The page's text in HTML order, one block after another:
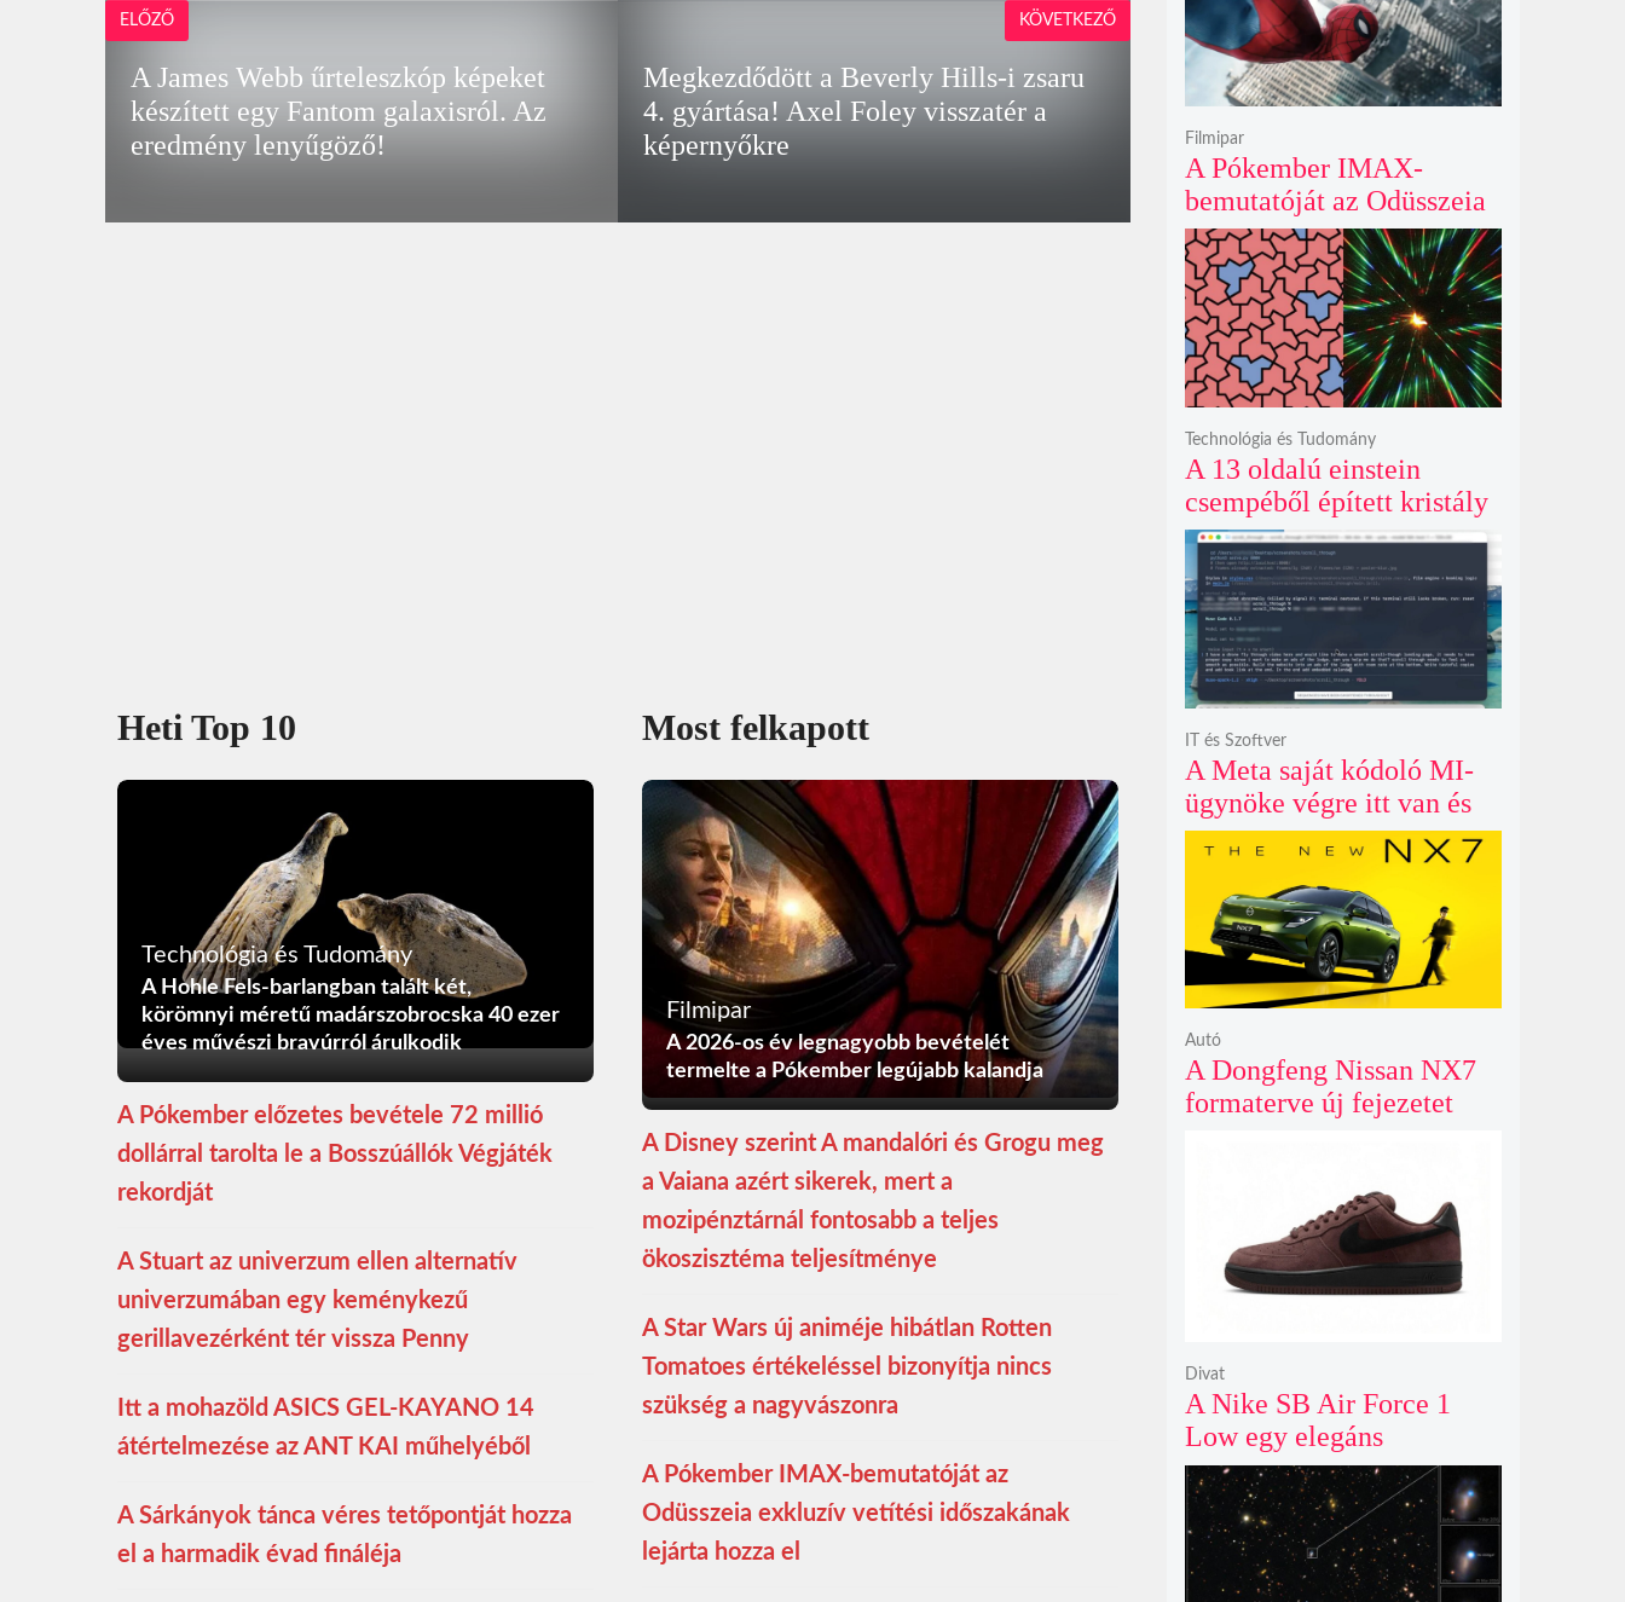
ELŐZŐ
A James Webb űrteleszkóp képeket
készített egy Fantom galaxisról. Az
eredmény lenyűgöző!
Megkezdődött a Beverly Hills-i zsaru
4. gyártása! Axel Foley visszatér a
képernyőkre
KÖVETKEZŐ
Heti Top 10
Technológia és Tudomány
A Hohle Fels-barlangban talált két,
körömnyi méretű madárszobrocska 40 ezer
éves művészi bravúrról árulkodik
A Pókember előzetes bevétele 72 millió
dollárral tarolta le a Bosszúállók Végjáték
rekordját
A Stuart az univerzum ellen alternatív
univerzumában egy keménykezű
gerillavezérként tér vissza Penny
Itt a mohazöld ASICS GEL-KAYANO 14
átértelmezése az ANT KAI műhelyéből
A Sárkányok tánca véres tetőpontját hozza
el a harmadik évad fináléja
Most felkapott
Filmipar
A 2026-os év legnagyobb bevételét
termelte a Pókember legújabb kalandja
A Disney szerint A mandalóri és Grogu meg
a Vaiana azért sikerek, mert a
mozipénztárnál fontosabb a teljes
ökoszisztéma teljesítménye
A Star Wars új animéje hibátlan Rotten
Tomatoes értékeléssel bizonyítja nincs
szükség a nagyvászonra
A Pókember IMAX-bemutatóját az
Odüsszeia exkluzív vetítési időszakának
lejárta hozza el
A Pókember IMAX-
bemutatóját az Odüsszeia
exkluzív vetítési
időszakának lejárta hozza
el
Filmipar
A 13 oldalú einstein
csempéből épített kristály
példátlanul forgó
csillagmintát vetít a fény
polarizációjától függően
Technológia és Tudomány
A Meta saját kódoló MI-
ügynöke végre itt van és
nem fél belenyúlni a
IT és Szoftver
A Dongfeng Nissan NX7
formaterve új fejezetet
Autó
A Nike SB Air Force 1
Low egy elegáns
világosbarna
színváltozatban bukkant
fel újra
Divat